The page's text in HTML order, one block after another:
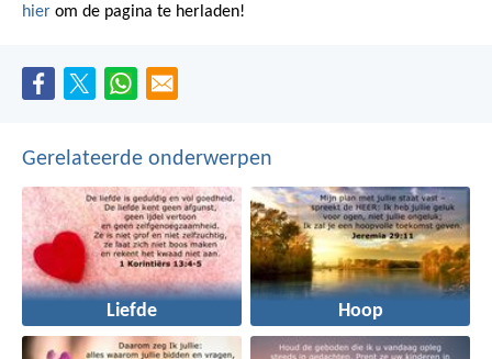
hier om de pagina te herladen!
Gerelateerde onderwerpen
Liefde Hoop